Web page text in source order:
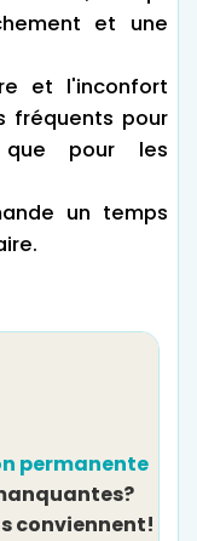
et une
et l'inconfort
fréquents pour
que pour les
un temps
permanente
conviennent!